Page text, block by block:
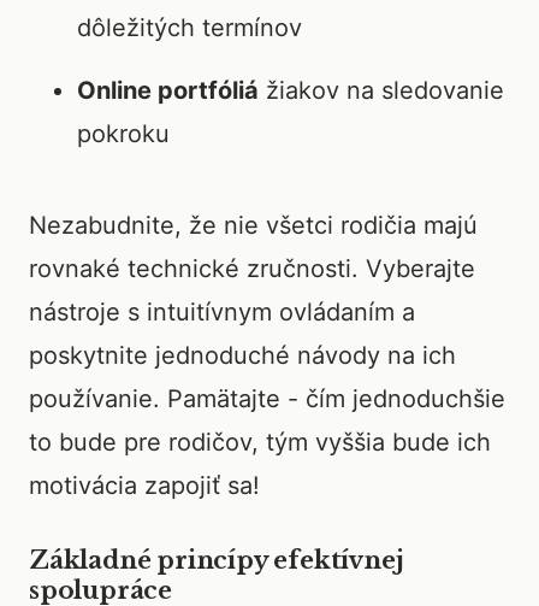
dôležitých termínov
Online portfóliá žiakov na sledovanie
pokroku
Nezabudnite, že nie všetci rodičia majú
rovnaké technické zručnosti. Vyberajte
nástroje s intuitívnym ovládaním a
poskytnite jednoduché návody na ich
používanie. Pamätajte - čím jednoduchšie
to bude pre rodičov, tým vyššia bude ich
motivácia zapojiť sa!
Základné princípy efektívnej
spolupráce